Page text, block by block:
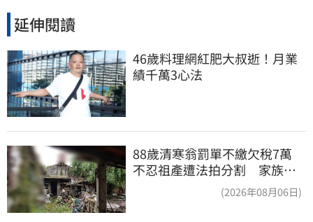
延伸閱讀
46歲料理網紅肥大叔逝！月業
績千萬3心法
88歲清寒翁罰單不繳欠稅7萬
不忍祖產遭法拍分割 家族按
(2026年08月06日)